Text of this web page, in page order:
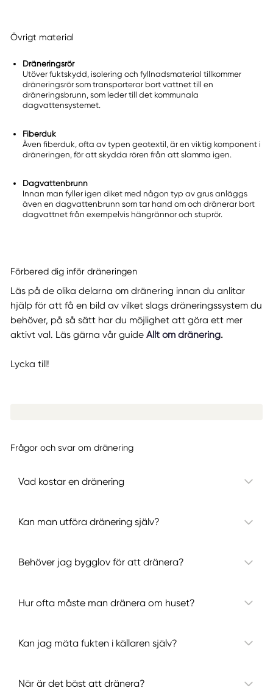
Övrigt material
Dräneringsrör
Utöver fuktskydd, isolering och fyllnadsmaterial tillkommer
dräneringsrör som transporterar bort vattnet till en
dräneringsbrunn, som leder till det kommunala
dagvattensystemet.
Fiberduk
Även fiberduk, ofta av typen geotextil, är en viktig komponent i
dräneringen, för att skydda rören från att slamma igen.
Dagvattenbrunn
Innan man fyller igen diket med någon typ av grus anläggs
även en dagvattenbrunn som tar hand om och dränerar bort
dagvattnet från exempelvis hängrännor och stuprör.
Förbered dig inför dräneringen
Läs på de olika delarna om dränering innan du anlitar
hjälp för att få en bild av vilket slags dräneringssystem du
behöver, på så sätt har du möjlighet att göra ett mer
aktivt val. Läs gärna vår guide Allt om dränering.
Lycka till!
Frågor och svar om dränering
Vad kostar en dränering
Kan man utföra dränering själv?
Behöver jag bygglov för att dränera?
Hur ofta måste man dränera om huset?
Kan jag mäta fukten i källaren själv?
När är det bäst att dränera?